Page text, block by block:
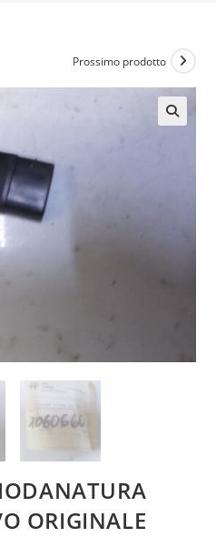
Prossimo prodotto
ORIGINALE